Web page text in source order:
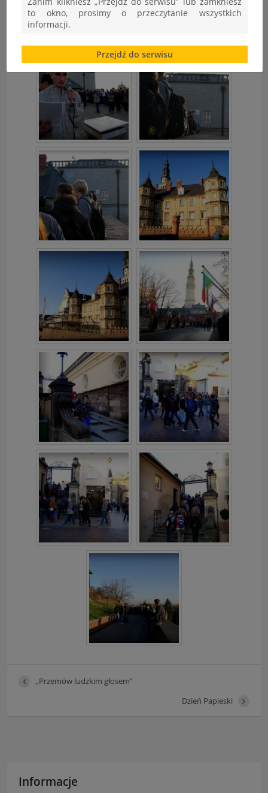
,,Przemów ludzkim głosem”
Dzień Papieski
Informacje
to okno, prosimy o przeczytanie wszystkich
informacji.
Brak zgody bądź ograniczenie funkcjonalności plików
cookies lub local storage, może utrudnić lub
uniemożliwić korzystanie z Serwisu.
Informacje dotyczące polityki prywatności oraz
przetwarzania danych osobowych dostępne są cały
czas w sekcji
"Nasza szkoła" > "Bezpieczeństwo"
Przejdź do serwisu